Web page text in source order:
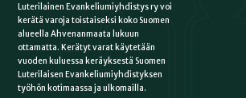
Luterilainen Evankeliumiyhdistys ry voi
kerätä varoja toistaiseksi koko Suomen
alueella Ahvenanmaata lukuun
ottamatta. Kerätyt varat käytetään
vuoden kuluessa keräyksestä Suomen
Luterilaisen Evankeliumiyhdistyksen
työhön kotimaassa ja ulkomailla.